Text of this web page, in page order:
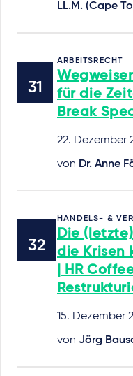
LL.M. (Cape
ARBEITSRECHT
für die
Break
22. Dezember
von Dr. Anne
HANDELS- &
Die
die Krisen
| HR
15. Dezember
von Jörg